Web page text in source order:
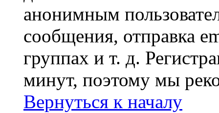
анонимным
сообщения, отправка
группах и т. д.
минут, поэтому мы
Вернуться к началу